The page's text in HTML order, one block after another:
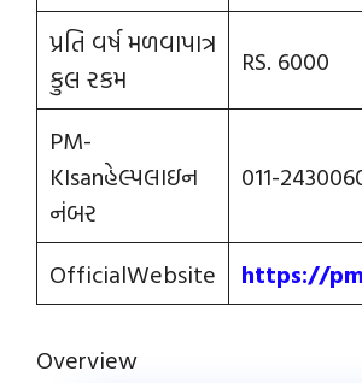
પ્રતિ વર્ષ મળવાપાત્ર
કુલ રકમ
RS. 6000
PM-
KIsanહેલ્પલાઇન
નંબર
011-
OfficialWebsite https://
Overview